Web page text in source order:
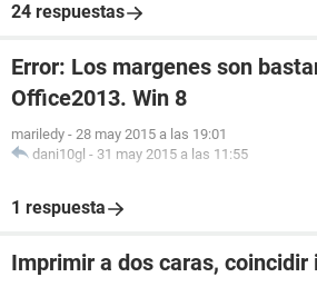
24 respuestas
Error: Los margenes son
Office2013. Win 8
mariledy - 28 may 2015 a las 19:01
dani10gl - 31 may 2015 a las 11:55
1 respuesta
Imprimir a dos caras, coincidir